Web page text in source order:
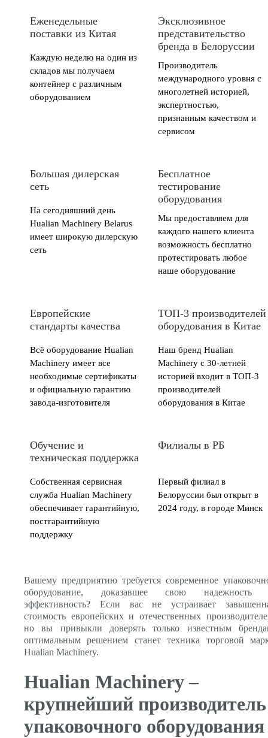
Еженедельные
поставки из Китая
Каждую неделю на один из
складов мы получаем
контейнер с различным
оборудованием
Эксклюзивное
представительство
бренда в Белоруссии
Производитель
международного уровня с
многолетней историей,
экспертностью,
признанным качеством и
сервисом
Большая дилерская
сеть
На сегодняшний день
Hualian Machinery Belarus
имеет широкую дилерскую
сеть
Бесплатное
тестирование
оборудования
Мы предоставляем для
каждого нашего клиента
возможность бесплатно
протестировать любое
наше оборудование
Европейские
стандарты качества
Всё оборудование Hualian
Machinery имеет все
необходимые сертификаты
и официальную гарантию
завода-изготовителя
ТОП-3 производителей
оборудования в Китае
Наш бренд Hualian
Machinery с 30-летней
историей входит в ТОП-3
производителей
оборудования в Китае
Обучение и
техническая поддержка
Собственная сервисная
служба Hualian Machinery
обеспечивает гарантийную,
постгарантийную
поддержку
Филиалы в РБ
Первый филиал в
Белоруссии был открыт в
2024 году, в городе Минск
Вашему предприятию требуется современное
оборудование, доказавшее свою надежность
эффективность? Если вас не устраивает
стоимость европейских и отечественных
но вы привыкли доверять только известным
оптимальным решением станет техника торговой
Hualian Machinery.
Hualian Machinery –
крупнейший производитель
упаковочного оборудования